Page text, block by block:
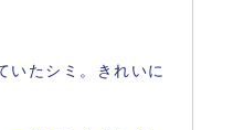
いたシミ。きれいに